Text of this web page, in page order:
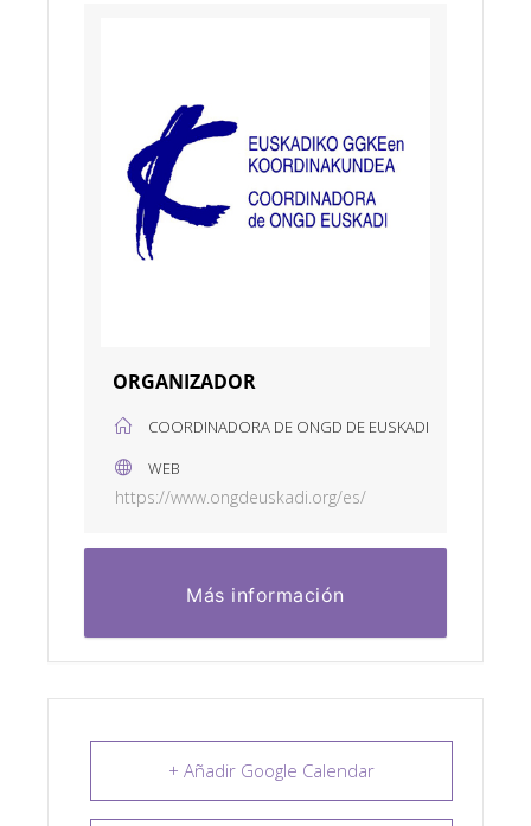
ORGANIZADOR
COORDINADORA DE ONGD DE EUSKADI
WEB
https://www.ongdeuskadi.org/es/
Más información
+ Añadir Google Calendar